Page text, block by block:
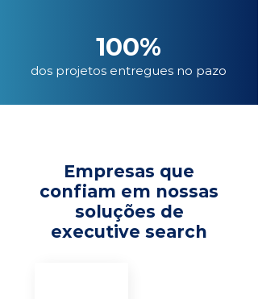
100%
dos projetos entregues no pazo
Empresas que
confiam em nossas
soluções de
executive search